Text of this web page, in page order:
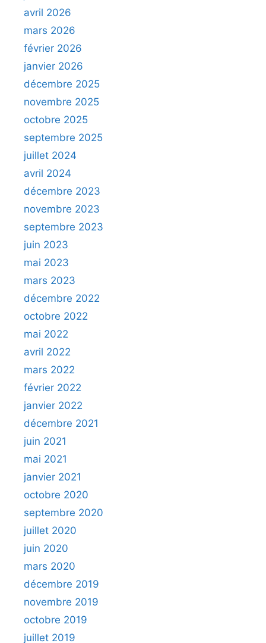
avril 2026
mars 2026
février 2026
janvier 2026
décembre 2025
novembre 2025
octobre 2025
septembre 2025
juillet 2024
avril 2024
décembre 2023
novembre 2023
septembre 2023
juin 2023
mai 2023
mars 2023
décembre 2022
octobre 2022
mai 2022
avril 2022
mars 2022
février 2022
janvier 2022
décembre 2021
juin 2021
mai 2021
janvier 2021
octobre 2020
septembre 2020
juillet 2020
juin 2020
mars 2020
décembre 2019
novembre 2019
octobre 2019
juillet 2019